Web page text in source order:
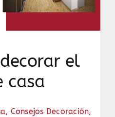
el
casa
, Consejos Decoración,